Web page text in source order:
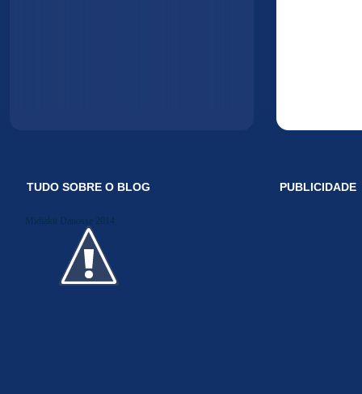
TUDO SOBRE O BLOG
Midiakit Danosse 2014
PUBLICIDADE